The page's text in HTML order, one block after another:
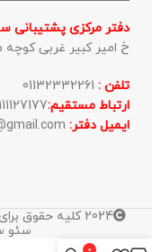
دفتر مرکزی پشتیبانی
خ امیر کبیر غربی کوچه مهتاب 20 ،
تلفن :
ارتباط مستقیم:
ایمیل دفتر:
2024 کلیه
سئو